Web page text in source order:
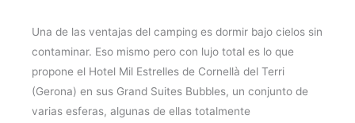
Una de las ventajas del camping es dormir bajo cielos sin
contaminar. Eso mismo pero con lujo total es lo que
propone el Hotel Mil Estrelles de Cornellà del Terri
(Gerona) en sus Grand Suites Bubbles, un conjunto de
varias esferas, algunas de ellas totalmente